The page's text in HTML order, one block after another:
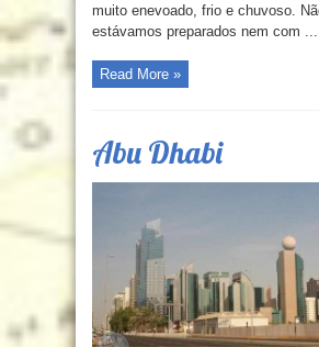
muito enevoado, frio e chuvoso.
estávamos preparados nem com ...
Read More »
Abu Dhabi